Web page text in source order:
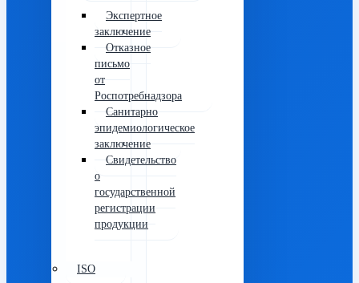
Экспертное
заключение
Отказное
письмо
от
Роспотребнадзора
Санитарно
эпидемиологическое
заключение
Свидетельство
о
государственной
регистрации
продукции
ISO